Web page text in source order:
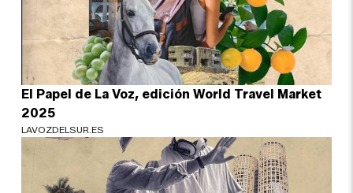
El Papel de La Voz, edición World Travel Market
2025
LAVOZDELSUR.ES